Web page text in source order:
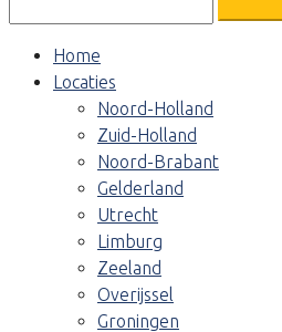
Home
Locaties
Noord-Holland
Zuid-Holland
Noord-Brabant
Gelderland
Utrecht
Limburg
Zeeland
Overijssel
Groningen